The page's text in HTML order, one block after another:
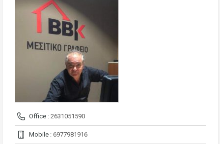
Office : 2631051590
Mobile : 6977981916